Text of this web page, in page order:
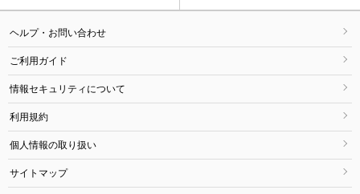
ヘルプ・お問い合わせ
ご利用ガイド
情報セキュリティについて
利用規約
個人情報の取り扱い
サイトマップ